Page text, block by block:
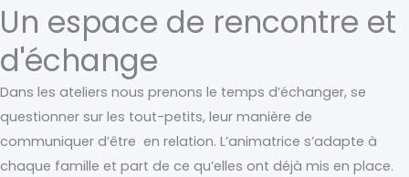
Un espace de rencontre et
d'échange
Dans les ateliers nous prenons le temps d’échanger, se
questionner sur les tout-petits, leur manière de
communiquer d’être en relation. L’animatrice s’adapte à
chaque famille et part de ce qu’elles ont déjà mis en place.